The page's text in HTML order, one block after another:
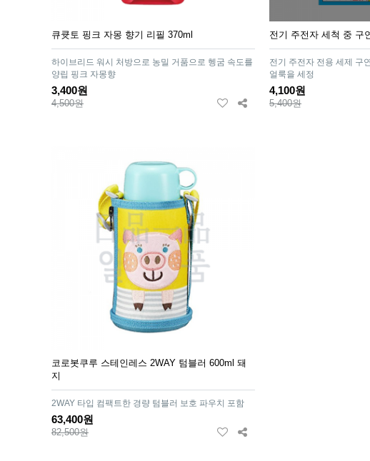
큐큣토 핑크 자몽 향기 리필 370ml
하이브리드 워시 처방으로 농밀 거품으로 헹굼 속도를
양립 핑크 자몽향
3,400원
4,500원
전기 주전자 세척 중 구
전기 주전자 전용 세제 구
얼룩을 세정
4,100원
5,400원
코로봇쿠루 스테인레스 2WAY 텀블러 600ml 돼
지
2WAY 타입 컴팩트한 경량 텀블러 보호 파우치 포함
63,400원
82,500원